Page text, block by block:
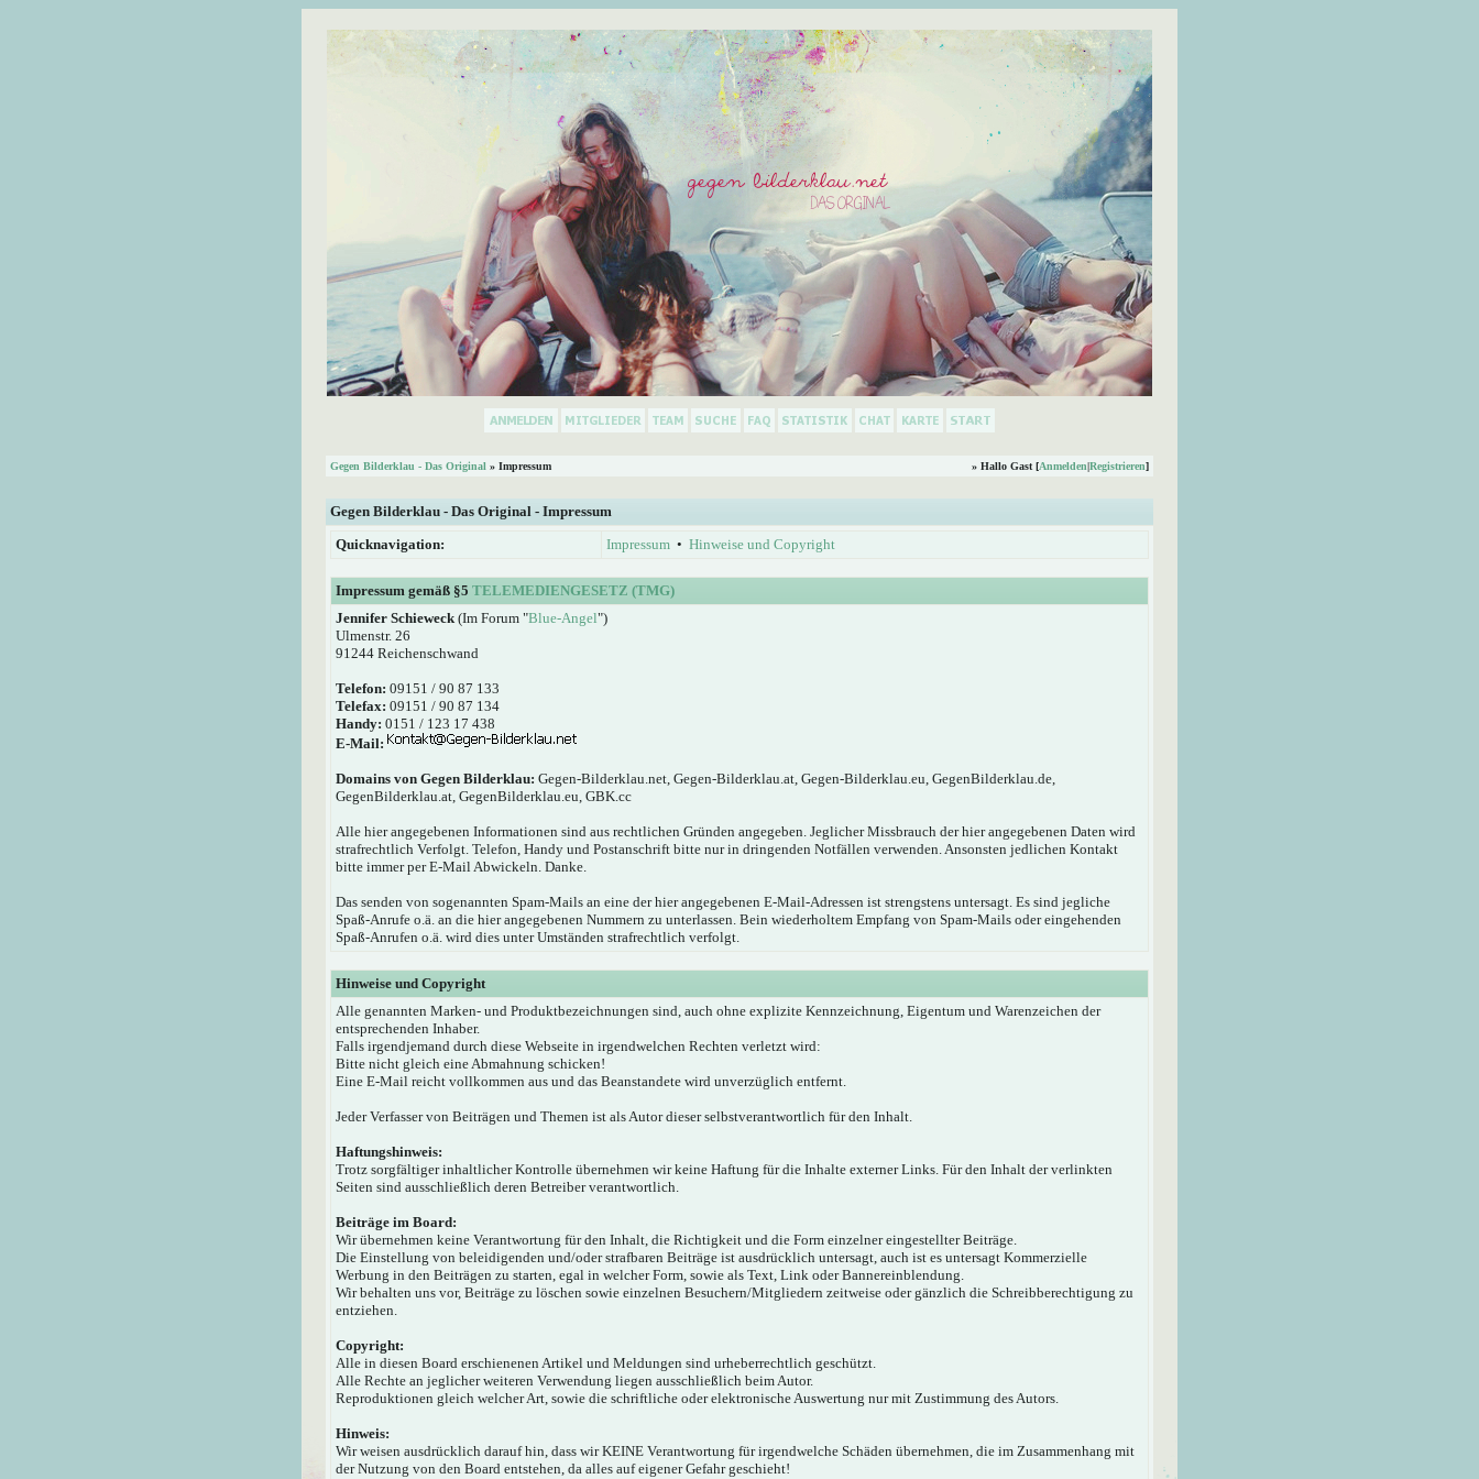
Gegen Bilderklau - Das Original » Impressum » Hallo Gast [Anmelden|Registrieren]
Gegen Bilderklau - Das Original - Impressum
Quicknavigation:
Impressum • Hinweise und Copyright
Impressum gemäß §5 TELEMEDIENGESETZ (TMG)
Jennifer Schieweck (Im Forum "Blue-Angel")
Ulmenstr. 26
91244 Reichenschwand
Telefon: 09151 / 90 87 133
Telefax: 09151 / 90 87 134
Handy: 0151 / 123 17 438
E-Mail:
Domains von Gegen Bilderklau: Gegen-Bilderklau.net, Gegen-Bilderklau.at, Gegen-Bilderklau.eu, GegenBilderklau.de,
GegenBilderklau.at, GegenBilderklau.eu, GBK.cc
Alle hier angegebenen Informationen sind aus rechtlichen Gründen angegeben. Jeglicher Missbrauch der hier angegebenen Daten wird
strafrechtlich Verfolgt. Telefon, Handy und Postanschrift bitte nur in dringenden Notfällen verwenden. Ansonsten jedlichen Kontakt
bitte immer per E-Mail Abwickeln. Danke.
Das senden von sogenannten Spam-Mails an eine der hier angegebenen E-Mail-Adressen ist strengstens untersagt. Es sind jegliche
Spaß-Anrufe o.ä. an die hier angegebenen Nummern zu unterlassen. Bein wiederholtem Empfang von Spam-Mails oder eingehenden
Spaß-Anrufen o.ä. wird dies unter Umständen strafrechtlich verfolgt.
Hinweise und Copyright
Alle genannten Marken- und Produktbezeichnungen sind, auch ohne explizite Kennzeichnung, Eigentum und Warenzeichen der
entsprechenden Inhaber.
Falls irgendjemand durch diese Webseite in irgendwelchen Rechten verletzt wird:
Bitte nicht gleich eine Abmahnung schicken!
Eine E-Mail reicht vollkommen aus und das Beanstandete wird unverzüglich entfernt.
Jeder Verfasser von Beiträgen und Themen ist als Autor dieser selbstverantwortlich für den Inhalt.
Haftungshinweis:
Trotz sorgfältiger inhaltlicher Kontrolle übernehmen wir keine Haftung für die Inhalte externer Links. Für den Inhalt der verlinkten
Seiten sind ausschließlich deren Betreiber verantwortlich.
Beiträge im Board:
Wir übernehmen keine Verantwortung für den Inhalt, die Richtigkeit und die Form einzelner eingestellter Beiträge.
Die Einstellung von beleidigenden und/oder strafbaren Beiträge ist ausdrücklich untersagt, auch ist es untersagt Kommerzielle
Werbung in den Beiträgen zu starten, egal in welcher Form, sowie als Text, Link oder Bannereinblendung.
Wir behalten uns vor, Beiträge zu löschen sowie einzelnen Besuchern/Mitgliedern zeitweise oder gänzlich die Schreibberechtigung zu
entziehen.
Copyright:
Alle in diesen Board erschienenen Artikel und Meldungen sind urheberrechtlich geschützt.
Alle Rechte an jeglicher weiteren Verwendung liegen ausschließlich beim Autor.
Reproduktionen gleich welcher Art, sowie die schriftliche oder elektronische Auswertung nur mit Zustimmung des Autors.
Hinweis:
Wir weisen ausdrücklich darauf hin, dass wir KEINE Verantwortung für irgendwelche Schäden übernehmen, die im Zusammenhang mit
der Nutzung von den Board entstehen, da alles auf eigener Gefahr geschieht!